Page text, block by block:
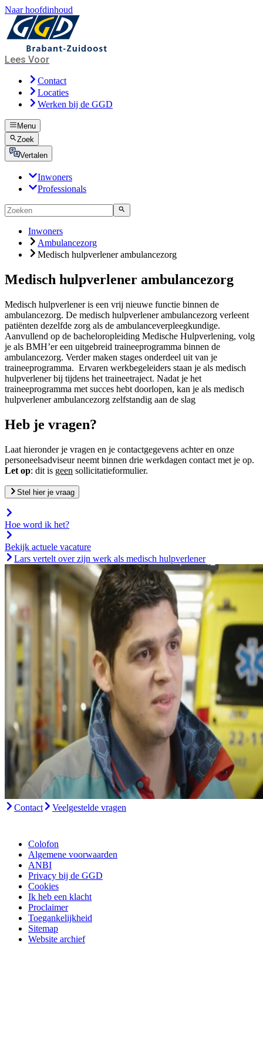
Naar hoofdinhoud
Lees Voor
Contact
Locaties
Werken bij de GGD
Menu
Zoek
Vertalen
Inwoners
Professionals
Inwoners
Ambulancezorg
Medisch hulpverlener ambulancezorg
Medisch hulpverlener ambulancezorg
Medisch hulpverlener is een vrij nieuwe functie binnen de
ambulancezorg. De medisch hulpverlener ambulancezorg verleent
patiënten dezelfde zorg als de ambulanceverpleegkundige.
Aanvullend op de bacheloropleiding Medische Hulpverlening, volg
je als BMH’er een uitgebreid traineeprogramma binnen de
ambulancezorg. Verder maken stages onderdeel uit van je
traineeprogramma. Ervaren werkbegeleiders staan je als medisch
hulpverlener bij tijdens het traineetraject. Nadat je het
traineeprogramma met succes hebt doorlopen, kan je als medisch
hulpverlener ambulancezorg zelfstandig aan de slag
Heb je vragen?
Laat hieronder je vragen en je contactgegevens achter en onze
personeelsadviseur neemt binnen drie werkdagen contact met je op.
Let op: dit is geen sollicitatieformulier.
Stel hier je vraag
Hoe word ik het?
Bekijk actuele vacature
Lars vertelt over zijn werk als medisch hulpverlener
Contact Veelgestelde vragen
Colofon
Algemene voorwaarden
ANBI
Privacy bij de GGD
Cookies
Ik heb een klacht
Proclaimer
Toegankelijkheid
Sitemap
Website archief